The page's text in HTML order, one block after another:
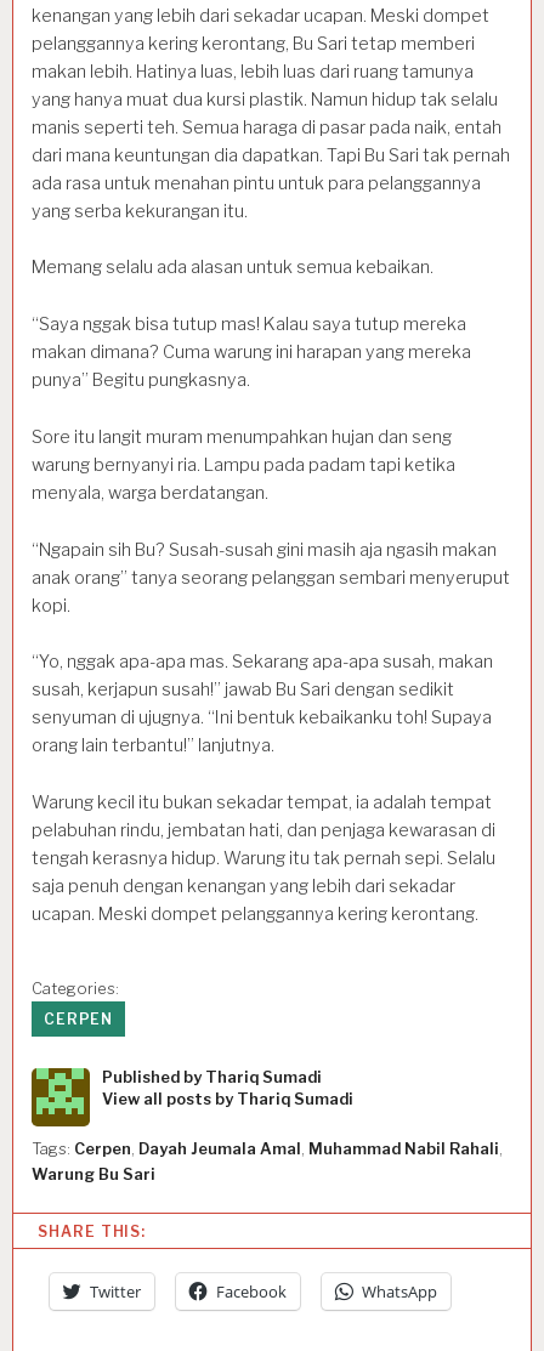
kenangan yang lebih dari sekadar ucapan. Meski dompet
pelanggannya kering kerontang, Bu Sari tetap memberi
makan lebih. Hatinya luas, lebih luas dari ruang tamunya
yang hanya muat dua kursi plastik. Namun hidup tak selalu
manis seperti teh. Semua haraga di pasar pada naik, entah
dari mana keuntungan dia dapatkan. Tapi Bu Sari tak pernah
ada rasa untuk menahan pintu untuk para pelanggannya
yang serba kekurangan itu.
Memang selalu ada alasan untuk semua kebaikan.
“Saya nggak bisa tutup mas! Kalau saya tutup mereka
makan dimana? Cuma warung ini harapan yang mereka
punya” Begitu pungkasnya.
Sore itu langit muram menumpahkan hujan dan seng
warung bernyanyi ria. Lampu pada padam tapi ketika
menyala, warga berdatangan.
“Ngapain sih Bu? Susah-susah gini masih aja ngasih makan
anak orang” tanya seorang pelanggan sembari menyeruput
kopi.
“Yo, nggak apa-apa mas. Sekarang apa-apa susah, makan
susah, kerjapun susah!” jawab Bu Sari dengan sedikit
senyuman di ujugnya. “Ini bentuk kebaikanku toh! Supaya
orang lain terbantu!” lanjutnya.
Warung kecil itu bukan sekadar tempat, ia adalah tempat
pelabuhan rindu, jembatan hati, dan penjaga kewarasan di
tengah kerasnya hidup. Warung itu tak pernah sepi. Selalu
saja penuh dengan kenangan yang lebih dari sekadar
ucapan. Meski dompet pelanggannya kering kerontang.
Categories:
CERPEN
Published by Thariq Sumadi
View all posts by Thariq Sumadi
Tags: Cerpen, Dayah Jeumala Amal , Muhammad Nabil Rahali,
Warung Bu Sari
SHARE THIS:
Twitter Facebook WhatsApp